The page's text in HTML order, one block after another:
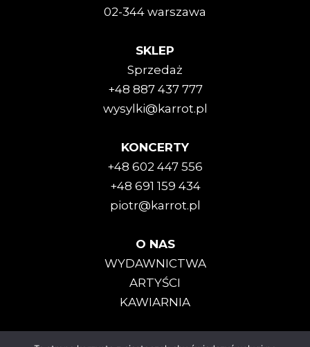
02-344 warszawa
SKLEP
Sprzedaż
+48 887 437 777
wysylki@karrot.pl
KONCERTY
+48 602 447 556
+48 691 159 434
piotr@karrot.pl
O NAS
WYDAWNICTWA
ARTYŚCI
KAWIARNIA